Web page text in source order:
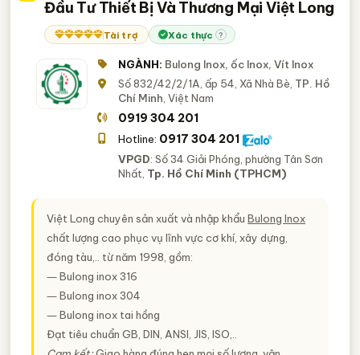
Đầu Tư Thiết Bị Và Thương Mại Việt Long
Tài trợ Xác thực ?
NGÀNH: Bulong Inox, ốc Inox, Vít Inox
Số 832/42/2/1A, ấp 54, Xã Nhà Bè, TP. Hồ
Chí Minh, Việt Nam
0919 304 201
Hotline: 0917 304 201
VPGD: Số 34 Giải Phóng, phường Tân Sơn
Nhất, Tp. Hồ Chí Minh (TPHCM)
Việt Long chuyên sản xuất và nhập khẩu Bulong Inox
chất lượng cao phục vụ lĩnh vực cơ khí, xây dựng,
đóng tàu,.. từ năm 1998, gồm:
― Bulong inox 316
― Bulong inox 304
― Bulong inox tai hồng
Đạt tiêu chuẩn GB, DIN, ANSI, JIS, ISO,..